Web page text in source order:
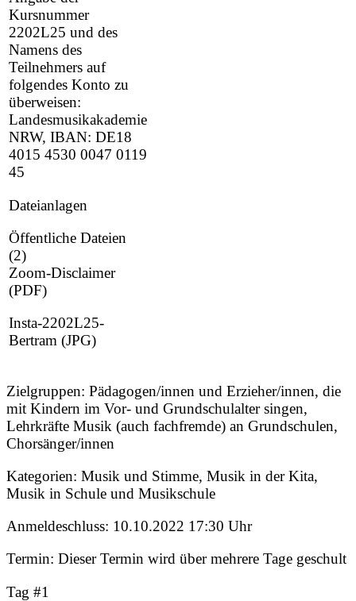
Kursnummer
2202L25 und des
Namens des
Teilnehmers auf
folgendes Konto zu
überweisen:
Landesmusikakademie
NRW, IBAN: DE18
4015 4530 0047 0119
45
Dateianlagen
Öffentliche Dateien
(2)
Zoom-Disclaimer
(PDF)
Insta-2202L25-
Bertram (JPG)
Zielgruppen: Pädagogen/innen und Erzieher/innen, die
mit Kindern im Vor- und Grundschulalter singen,
Lehrkräfte Musik (auch fachfremde) an Grundschulen,
Chorsänger/innen
Kategorien: Musik und Stimme, Musik in der Kita,
Musik in Schule und Musikschule
Anmeldeschluss: 10.10.2022 17:30 Uhr
Termin: Dieser Termin wird über mehrere Tage geschult
Tag #1